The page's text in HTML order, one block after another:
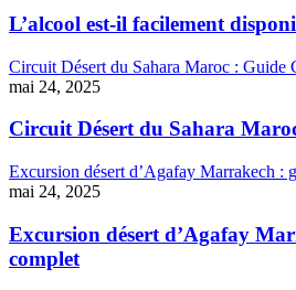
L’alcool est-il facilement
Circuit Désert du Sahara Maroc : Guide
mai 24, 2025
Circuit Désert du Sahara
Excursion désert d’Agafay Marrakech :
mai 24, 2025
Excursion désert d’Agafay
complet